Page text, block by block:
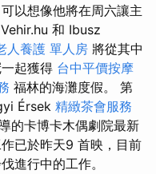
以想像他將在周六讓主
Vehir.hu 和 Ibusz
人養護 單人房 將從其中
起獲得 台中平價按摩
福林的海灘度假。 第
Érsek 精緻茶會服務
的卡博卡木偶劇院最新
已於昨天9 首映，目前
進行中的工作。